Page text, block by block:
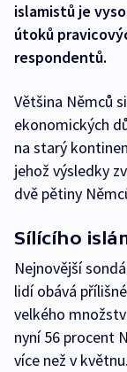
islamistů je
útoků
respondentů.
Většina Němců
ekonomických
na starý
jehož výsledky
dvě pětiny
Sílícího
Nejnovější
lidí obává
velkého
nyní 56 procent
více než v